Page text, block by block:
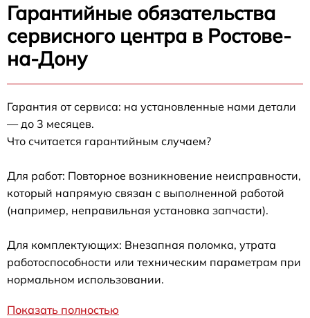
Гарантийные обязательства
сервисного центра в Ростове-
на-Дону
Гарантия от сервиса: на установленные нами детали
— до 3 месяцев.
Что считается гарантийным случаем?
Для работ: Повторное возникновение неисправности,
который напрямую связан с выполненной работой
(например, неправильная установка запчасти).
Для комплектующих: Внезапная поломка, утрата
работоспособности или техническим параметрам при
нормальном использовании.
Показать полностью